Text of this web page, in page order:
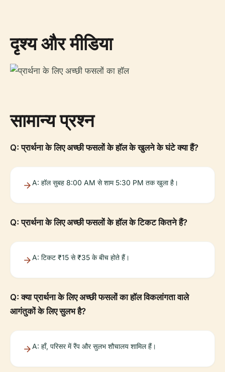
दृश्य और मीडिया
सामान्य प्रश्न
Q: प्रार्थना के लिए अच्छी फसलों के हॉल के खुलने के घंटे क्या हैं?
A: हॉल सुबह 8:00 AM से शाम 5:30 PM तक खुला है।
Q: प्रार्थना के लिए अच्छी फसलों के हॉल के टिकट कितने हैं?
A: टिकट ₹15 से ₹35 के बीच होते हैं।
Q: क्या प्रार्थना के लिए अच्छी फसलों का हॉल विकलांगता वाले
आगंतुकों के लिए सुलभ है?
A: हाँ, परिसर में रैंप और सुलभ शौचालय शामिल हैं।